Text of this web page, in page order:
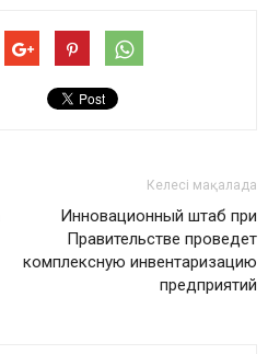
Келесі мақалада
Инновационный штаб при
Правительстве проведет
комплексную инвентаризацию
предприятий